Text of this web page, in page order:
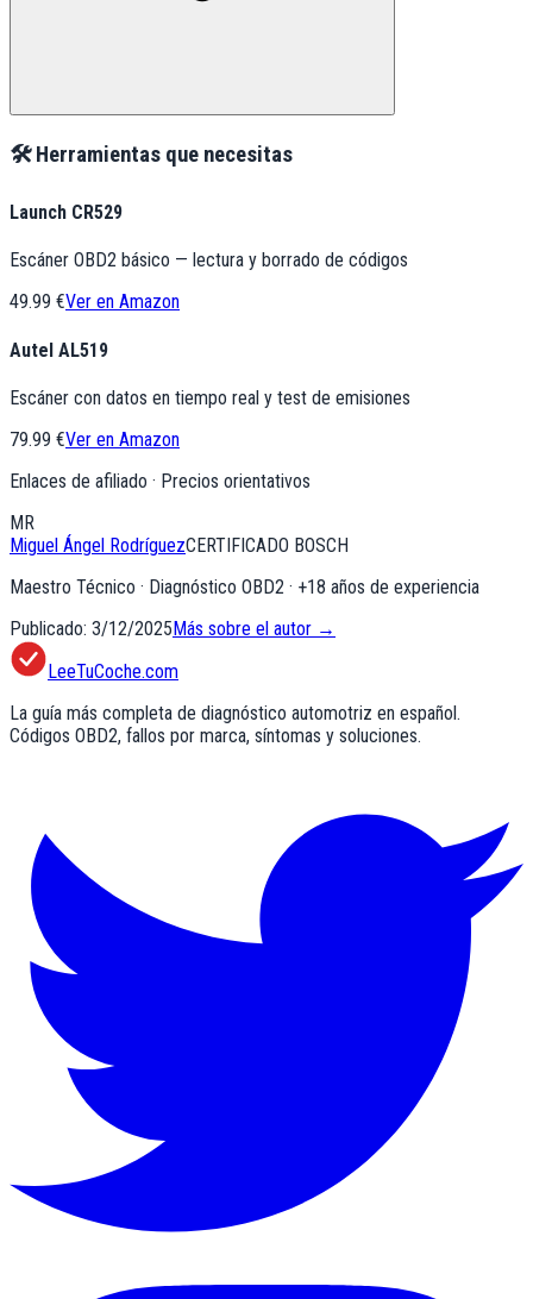
🛠️ Herramientas que necesitas
Launch CR529
Escáner OBD2 básico — lectura y borrado de códigos
49.99 €Ver en Amazon
Autel AL519
Escáner con datos en tiempo real y test de emisiones
79.99 €Ver en Amazon
Enlaces de afiliado · Precios orientativos
MR
Miguel Ángel RodríguezCERTIFICADO BOSCH
Maestro Técnico · Diagnóstico OBD2 · +18 años de experiencia
Publicado: 3/12/2025Más sobre el autor →
LeeTuCoche.com
La guía más completa de diagnóstico automotriz en español.
Códigos OBD2, fallos por marca, síntomas y soluciones.